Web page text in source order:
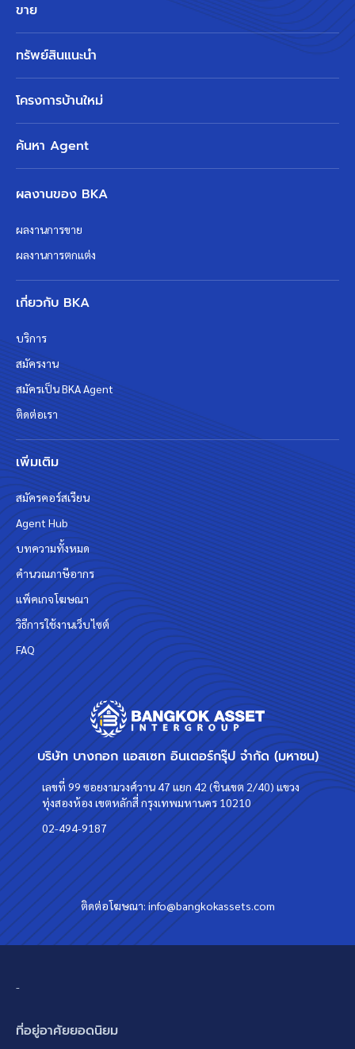
บริษัท บางกอก แอสเซท อินเตอร์กรุ๊ป จำกัด (มหาชน)
เลขที่ 99 ซอยงามวงศ์วาน 47 แยก 42 (ชินเขต 2/40) แขวง
ทุ่งสองห้อง เขตหลักสี่ กรุงเทพมหานคร 10210
02-494-9187
ติดต่อโฆษณา:info@bangkokassets.com
ขาย
ทรัพย์สินแนะนำ
โครงการบ้านใหม่
ค้นหา Agent
ผลงานของ BKA
ผลงานการขาย
ผลงานการตกแต่ง
เกี่ยวกับ BKA
บริการ
สมัครงาน
สมัครเป็น BKA Agent
ติดต่อเรา
เพิ่มเติม
สมัครคอร์สเรียน
Agent Hub
บทความทั้งหมด
คำนวณภาษีอากร
แพ็คเกจโฆษณา
วิธีการใช้งานเว็บไซต์
FAQ
-
ที่อยู่อาศัยยอดนิยม